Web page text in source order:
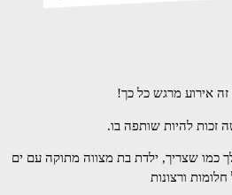
אירוע מרגש כל כך!
זכות להיות שותפה בו.
שצריך, ילדת בת מצווה מתוקה עם ים
ורצונות